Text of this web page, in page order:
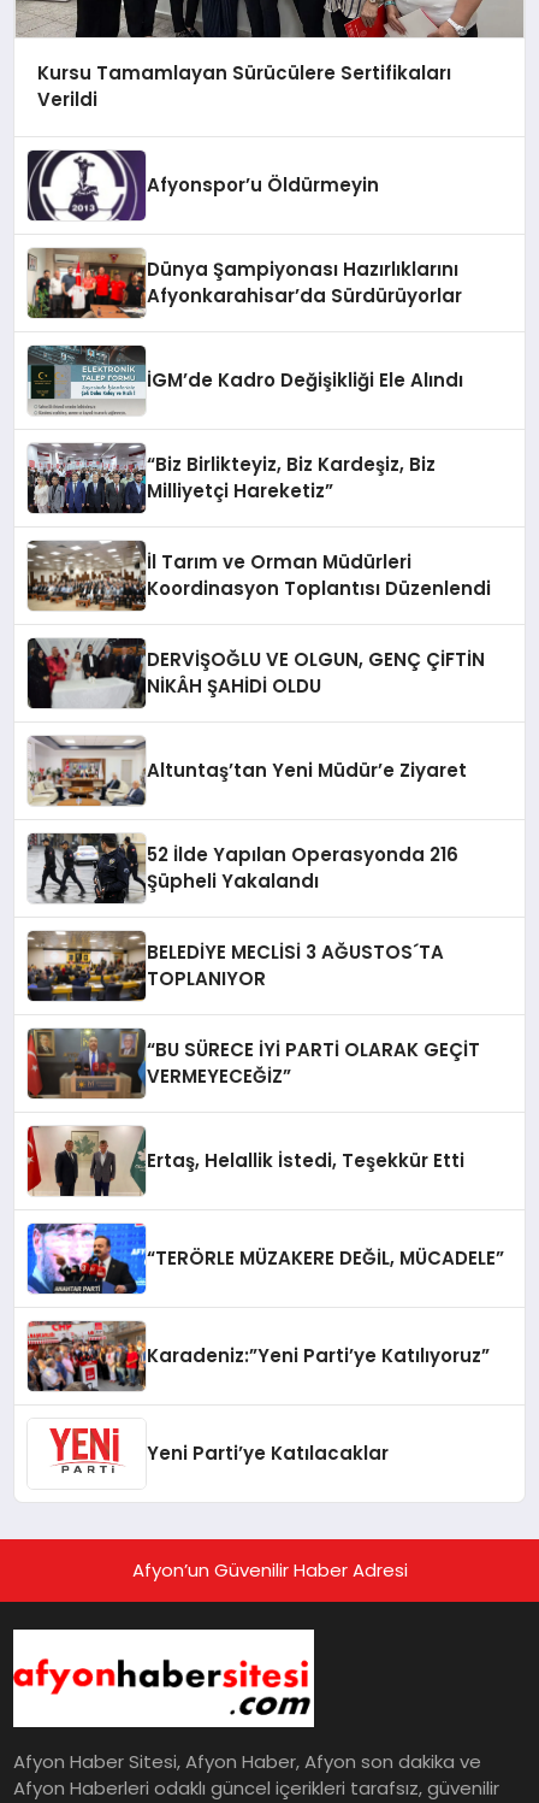
Kursu Tamamlayan Sürücülere Sertifikaları
Verildi
Afyonspor’u Öldürmeyin
Dünya Şampiyonası Hazırlıklarını
Afyonkarahisar’da Sürdürüyorlar
İGM’de Kadro Değişikliği Ele Alındı
“Biz Birlikteyiz, Biz Kardeşiz, Biz
Milliyetçi Hareketiz”
İl Tarım ve Orman Müdürleri
Koordinasyon Toplantısı Düzenlendi
DERVİŞOĞLU VE OLGUN, GENÇ ÇİFTİN
NİKÂH ŞAHİDİ OLDU
Altuntaş’tan Yeni Müdür’e Ziyaret
52 İlde Yapılan Operasyonda 216
Şüpheli Yakalandı
BELEDİYE MECLİSİ 3 AĞUSTOS´TA
TOPLANIYOR
“BU SÜRECE İYİ PARTİ OLARAK GEÇİT
VERMEYECEĞİZ”
Ertaş, Helallik İstedi, Teşekkür Etti
“TERÖRLE MÜZAKERE DEĞİL, MÜCADELE”
Karadeniz:”Yeni Parti’ye Katılıyoruz”
Yeni Parti’ye Katılacaklar
Afyon’un Güvenilir Haber Adresi
Afyon Haber Sitesi, Afyon Haber, Afyon son dakika ve
Afyon Haberleri odaklı güncel içerikleri tarafsız, güvenilir